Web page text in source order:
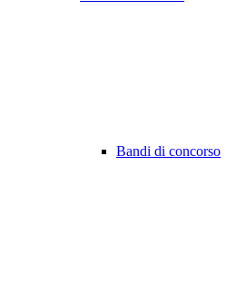
Bandi di concorso